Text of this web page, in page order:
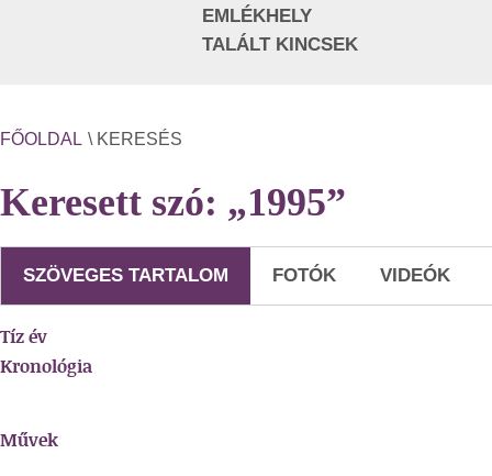
EMLÉKHELY
TALÁLT KINCSEK
FŐOLDAL \ KERESÉS
Keresett szó: „1995”
SZÖVEGES TARTALOM FOTÓK VIDEÓK
Tíz év
Kronológia
Művek